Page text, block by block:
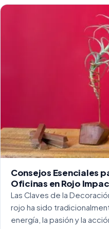
Consejos Esenciales
Oficinas en Rojo
Las Claves de la
rojo ha sido
energía, la pasión y la